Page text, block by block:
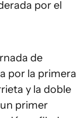
por el
de
por la primera
y la doble
primer